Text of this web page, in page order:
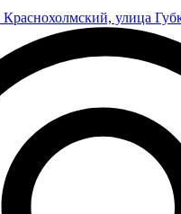
Краснохолмский, улица